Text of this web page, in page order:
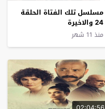
مسلسل تلك الفتاة الحلقة
24 والاخيرة
منذ 11 شهر